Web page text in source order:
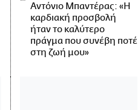
Αντόνιο Μπαντέρας: «Η
καρδιακή προσβολή
ήταν το καλύτερο
πράγμα που συνέβη ποτέ
στη ζωή μου»